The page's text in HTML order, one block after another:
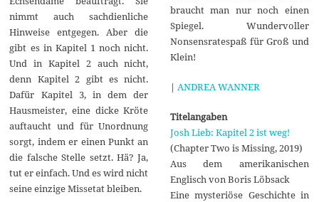
nimmt auch sachdienliche
Hinweise entgegen. Aber die
gibt es in Kapitel 1 noch nicht.
Und in Kapitel 2 auch nicht,
denn Kapitel 2 gibt es nicht.
Dafür Kapitel 3, in dem der
Hausmeister, eine dicke Kröte
auftaucht und für Unordnung
sorgt, indem er einen Punkt an
die falsche Stelle setzt. Hä? Ja,
tut er einfach. Und es wird nicht
seine einzige Missetat bleiben.
braucht man nur noch einen
Spiegel. Wundervoller
Nonsensratespaß für Groß und
Klein!
| ANDREA WANNER
Titelangaben
Josh Lieb: Kapitel 2 ist weg!
(Chapter Two is Missing, 2019)
Aus dem amerikanischen
Englisch von Boris Löbsack
Eine mysteriöse Geschichte in